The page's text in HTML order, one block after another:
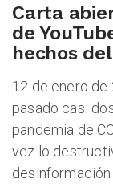
Carta
de
hechos
12 de enero de
pasado casi
pandemia de
vez lo
desinformación